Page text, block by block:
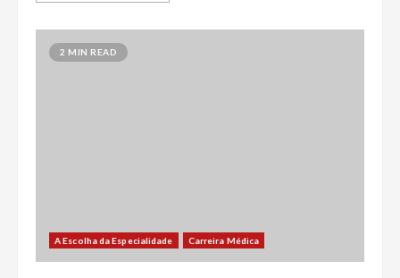
2 MIN READ
A Escolha da Especialidade Carreira Médica